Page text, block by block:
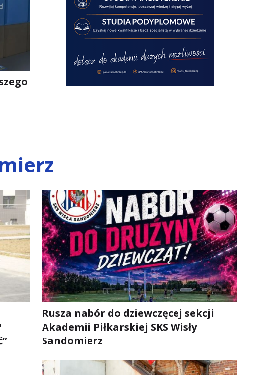
Rusza nabór do dziewczęcej sekcji
Akademii Piłkarskiej SKS Wisły
Sandomierz